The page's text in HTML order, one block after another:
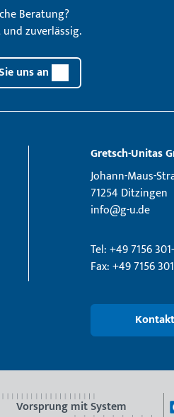
Beratung?
zuverlässig.
uns an
Gretsch­-Unitas
Johann-Maus-
71254 Ditzingen
info@g-u.de
Tel: +49 7156
Fax: +49 7156
Vorsprung mit System